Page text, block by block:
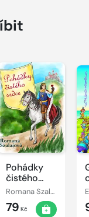
Pohádky
čistého
srdce
Romana Szalaiová
79 Kč